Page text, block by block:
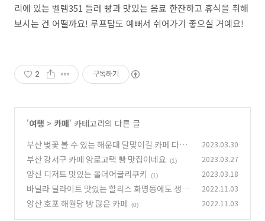
리에 있는 벨렘351 들러 빵과 맛있는 음료 한잔하고 휴식을 취해
보시는 건 어떨까요! 루프탑도 예뻐서 쉬어가기 좋으실 거예요!
2 구독하기
'여행 > 카페' 카테고리의 다른 글
부산 벚꽃 볼 수 있는 해운대 달맞이길 카페 다나
휴스 (1)
2023.03.30
부산 강서구 카페 앙로고택 빵 맛집이네요 (1) 2023.03.27
양산 디저트 맛있는 올더어글리쿠키 (1) 2023.03.18
바닐라 딜라이트 맛있는 할리스 화명동에도 생
김! (0)
2022.11.03
양산 호포 해월당 빵 많은 카페 (0) 2022.11.03